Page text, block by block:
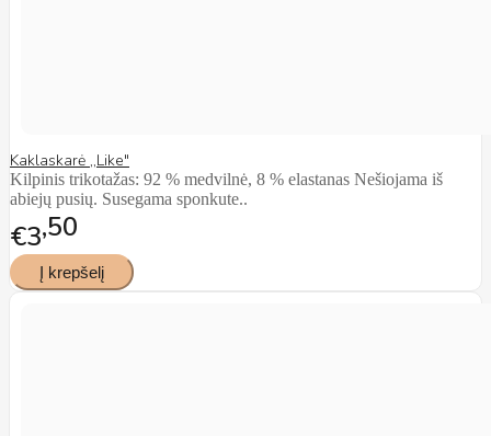
Kaklaskarė ,,Like"
Kilpinis trikotažas: 92 % medvilnė, 8 % elastanas Nešiojama iš
abiejų pusių. Susegama sponkute..
€3 50